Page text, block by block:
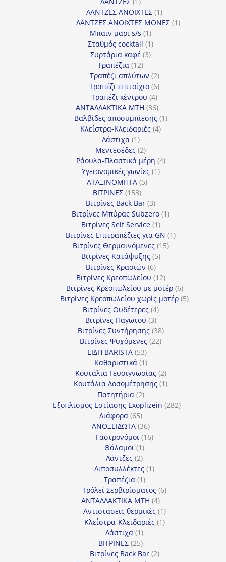
προϊόν
ΛΑΝΤΖΕΣ ΑΝΟΙΧΤΕΣ 11
προϊόν
ΛΑΝΤΖΕΣ ΑΝΟΙΧΤΕΣ ΜΟΝΕΣ 11
Μπαιν μαρι s/s 11
προϊόν
Σταθμός cocktail 11
Συρτάρια καφέ 33
Τραπέζια 1212
προϊόντα
Τραπέζι απλύτων 22
προϊόντα
Τραπέζι επιτοίχιο 66
προϊόντα
Τραπέζι κέντρου 44
προϊόντα
ΑΝΤΑΛΛΑΚΤΙΚΑ MTH 3636
προϊόντα
Βαλβίδες αποσυμπίεσης 11
Κλείστρα-Κλειδαριές 44
Λάστιχα 11
προϊόν
Μεντεσέδες 22
προϊόντα
Ράουλα-Πλαστικά μέρη 44
Υγειονομικές γωνίες 11
ΑΤΑΞΙΝΟΜΗΤΑ 55
ΒΙΤΡΙΝΕΣ 153153
προϊόντα
Βιτρίνες Back Bar 33
προϊόντα
Βιτρίνες Mπύρας Subzero 11
Βιτρίνες Self Service 11
προϊόν
Βιτρίνες Επιτραπέζιες για GN 11
Βιτρίνες Θερμαινόμενες 1515
Βιτρίνες Κατάψυξης 55
Βιτρίνες Κρασιών 66
προϊόντα
Βιτρίνες Κρεοπωλείου 1212
προϊόντα
Βιτρίνες Κρεοπωλείου με μοτέρ 66
προϊόντα
Βιτρίνες Κρεοπωλείου χωρίς μοτέρ 55
Βιτρίνες Ουδέτερες 44
προϊόντα
Βιτρίνες Παγωτού 33
προϊόντα
Βιτρίνες Συντήρησης 3838
προϊόντα
Βιτρίνες Ψυχόμενες 2222
ΕΙΔΗ BARISTA 5353
προϊόντα
Καθαριστικά 11
προϊόν
Κουτάλια Γευσιγνωσίας 22
προϊόντα
Κουτάλια Δοσομέτρησης 11
Πατητήρια 22
προϊόντα
Εξοπλισμός Εστίασης Exoplizein 282282
Διάφορα 6565
προϊόντα
ΑΝΟΞΕΙΔΩΤΑ 3636
προϊόντα
Γαστρονόμοι 1616
Θάλαμοι 11
προϊόν
Λάντζες 22
προϊόντα
Λιποσυλλέκτες 11
Τραπέζια 11
προϊόν
Τρόλεϊ Σερβιρίσματος 66
ΑΝΤΑΛΛΑΚΤΙΚΑ MTH 44
προϊόντα
Αντιστάσεις θερμικές 11
προϊόν
Κλείστρα-Κλειδαριές 11
Λάστιχα 11
προϊόν
ΒΙΤΡΙΝΕΣ 2525
προϊόντα
Βιτρίνες Back Bar 22